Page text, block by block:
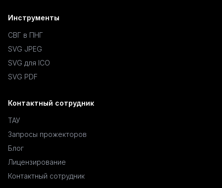
Инструменты
СВГ в ПНГ
SVG JPEG
SVG для ICO
SVG PDF
Контактный сотрудник
ТАУ
Запросы прожекторов
Блог
Лицензирование
Контактный сотрудник